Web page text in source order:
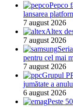
Pepco
lansarea
7 august 2026
Altex
7 august 2026
pentru cel mai
7 august 2026
Grupul
jumătate a
6 august 2026
Peste